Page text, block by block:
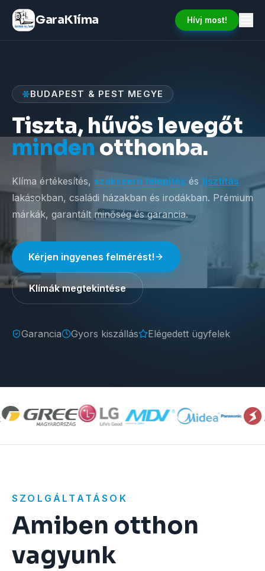
GaraKlíma Hívj most!
BUDAPEST & PEST MEGYE
Tiszta, hűvös levegőt
minden otthonba.
Klíma értékesítés, szakszerű telepítés és tisztítás
lakásokban, családi házakban és irodákban. Prémium
márkák, garantált minőség és garancia.
Kérjen ingyenes felmérést!
Klímák megtekintése
Garancia Gyors kiszállás Elégedett ügyfelek
SZOLGÁLTATÁSOK
Amiben otthon
vagyunk